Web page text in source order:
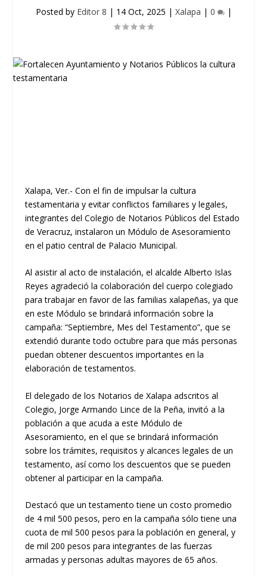
Posted by Editor 8 | 14 Oct, 2025 | Xalapa | 0 |
Xalapa, Ver.- Con el fin de impulsar la cultura
testamentaria y evitar conflictos familiares y legales,
integrantes del Colegio de Notarios Públicos del Estado
de Veracruz, instalaron un Módulo de Asesoramiento
en el patio central de Palacio Municipal.
Al asistir al acto de instalación, el alcalde Alberto Islas
Reyes agradeció la colaboración del cuerpo colegiado
para trabajar en favor de las familias xalapeñas, ya que
en este Módulo se brindará información sobre la
campaña: “Septiembre, Mes del Testamento”, que se
extendió durante todo octubre para que más personas
puedan obtener descuentos importantes en la
elaboración de testamentos.
El delegado de los Notarios de Xalapa adscritos al
Colegio, Jorge Armando Lince de la Peña, invitó a la
población a que acuda a este Módulo de
Asesoramiento, en el que se brindará información
sobre los trámites, requisitos y alcances legales de un
testamento, así como los descuentos que se pueden
obtener al participar en la campaña.
Destacó que un testamento tiene un costo promedio
de 4 mil 500 pesos, pero en la campaña sólo tiene una
cuota de mil 500 pesos para la población en general, y
de mil 200 pesos para integrantes de las fuerzas
armadas y personas adultas mayores de 65 años.